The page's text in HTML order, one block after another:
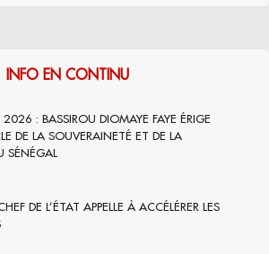
INFO EN CONTINU
: BASSIROU DIOMAYE FAYE ÉRIGE
DE LA SOUVERAINETÉ ET DE LA
SÉNÉGAL
DE L’ÉTAT APPELLE À ACCÉLÉRER LES